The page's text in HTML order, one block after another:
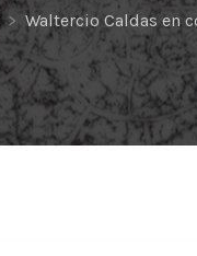
> Waltercio Caldas en